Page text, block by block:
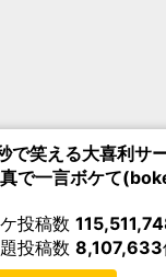
で笑える大喜利サ
で一言ボケて
投稿数
投稿数 8,107,633